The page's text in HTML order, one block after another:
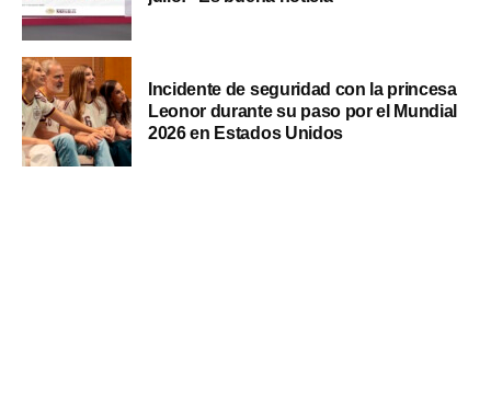
Incidente de seguridad con la princesa
Leonor durante su paso por el Mundial
2026 en Estados Unidos